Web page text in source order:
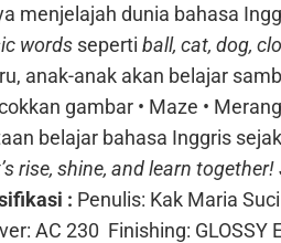
menjelajah dunia bahasa
words seperti ball, cat, dog,
anak-anak akan belajar
gambar • Maze •
belajar bahasa Inggris
rise, shine, and learn together!
: Penulis: Kak Maria Suci
AC 230 Finishing: GLOSSY